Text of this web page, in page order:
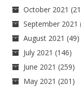
October 2021
September 2021
August 2021 (49)
July 2021 (146)
June 2021 (259)
May 2021 (201)